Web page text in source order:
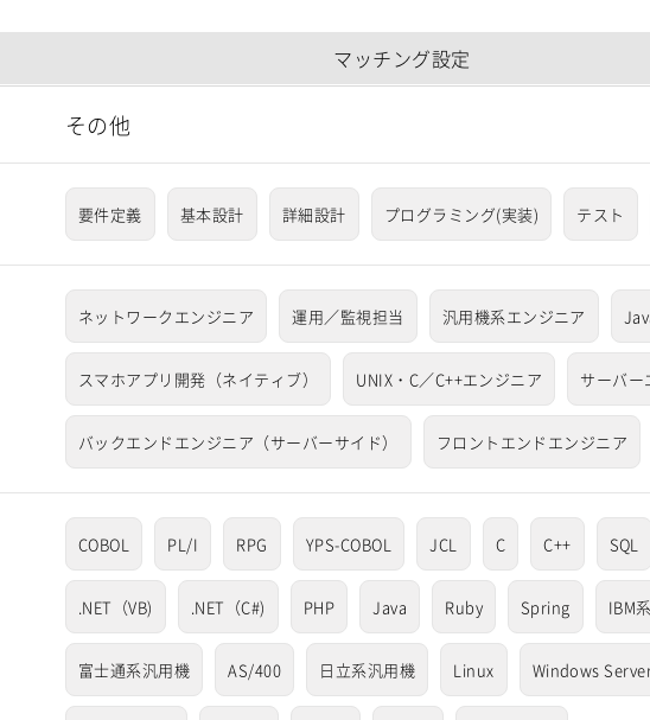
マッチング設定
その他
要件定義 基本設計 詳細設計 プログラミング(実装) テスト
ネットワークエンジニア 運用／監視担当 汎用機系エンジニア
スマホアプリ開発（ネイティブ） UNIX・C／C++エンジニア サーバー
バックエンドエンジニア（サーバーサイド） フロントエンドエンジニア
COBOL PL/I RPG YPS-COBOL JCL C C++ SQL
.NET（VB) .NET（C#) PHP Java Ruby Spring IBM
富士通系汎用機 AS/400 日立系汎用機 Linux Windows